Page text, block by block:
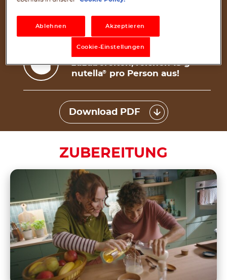
1 Teelöffel Natron
15 g nutella® Plant-Based pro Muffin
Um dieses köstliche Rezept
zuzubereiten, reichen 15 g
nutella® pro Person aus!
Download PDF
ZUBEREITUNG
Ablehnen Akzeptieren
Cookie-Einstellungen